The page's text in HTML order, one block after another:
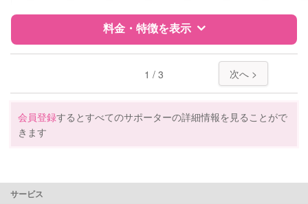
なし
料金・特徴を表示
サポートの特徴
資格
1 / 3 次へ >
会員登録するとすべてのサポーターの詳細情報を見ることがで
きます
サービス